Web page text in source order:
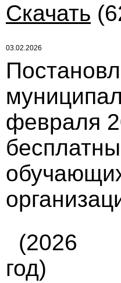
Скачать
03.02.2026
февраля
(2026
год)